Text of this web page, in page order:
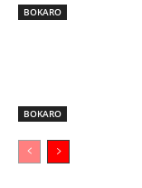
BOKARO
BOKARO